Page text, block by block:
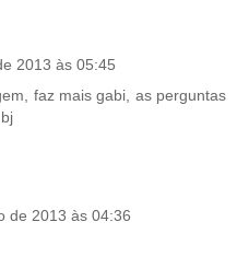
2013 às 05:45
faz mais gabi, as perguntas
de 2013 às 04:36